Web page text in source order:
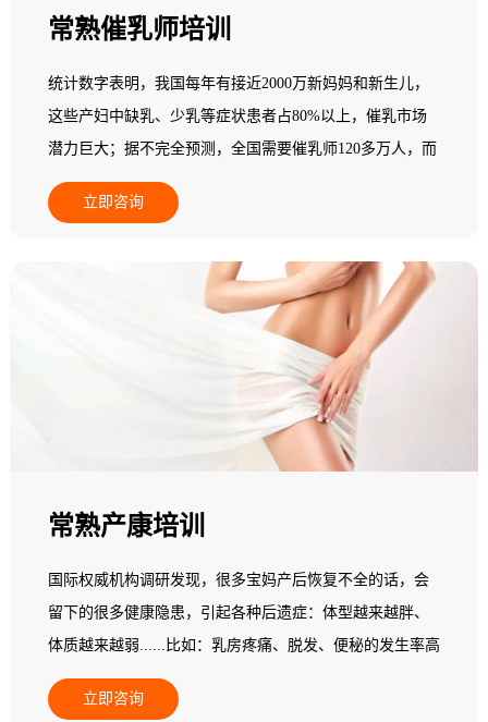
常熟催乳师培训
统计数字表明，我国每年有接近2000万新妈妈和新生儿，
这些产妇中缺乳、少乳等症状患者占80%以上，催乳市场
潜力巨大；据不完全预测，全国需要催乳师120多万人，而
现在实际从业人员在一个中等城市其数量少于5人，95%以
上的县级地区专业催乳师数量基本为零，全国催乳市场一
后劲无穷，是个朝阳产业！
立即咨询
常熟产康培训
国际权威机构调研发现，很多宝妈产后恢复不全的话，会
留下的很多健康隐患，引起各种后遗症：体型越来越胖、
体质越来越弱......比如：乳房疼痛、脱发、便秘的发生率高
达22%，头晕头痛的比例增加30.5%，胃肠不适增加
16.5%，心悸者增加了22.7%......更多的产后妈妈会发现自
立即咨询